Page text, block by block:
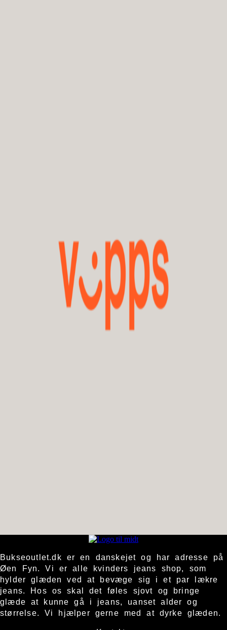
Bukseoutlet.dk er en danskejet og har adresse på
Øen Fyn. Vi er alle kvinders jeans shop, som
hylder glæden ved at bevæge sig i et par lækre
jeans. Hos os skal det føles sjovt og bringe
glæde at kunne gå i jeans, uanset alder og
størrelse. Vi hjælper gerne med at dyrke glæden.